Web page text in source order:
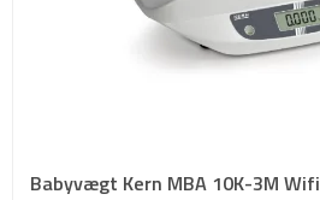
Babyvægt Kern MBA 10K-3M Wifi